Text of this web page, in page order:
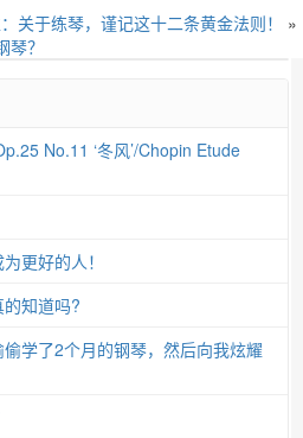
关于练琴，谨记这十二条黄金法则！ »
？
No.11 ‘冬风’/Chopin Etude
更好的人！
知道吗?
学了2个月的钢琴，然后向我炫耀